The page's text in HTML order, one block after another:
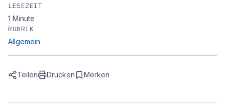
LESEZEIT
1 Minute
RUBRIK
Allgemein
Teilen Drucken Merken